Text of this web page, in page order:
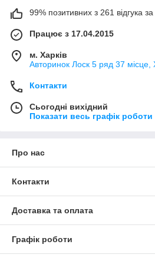
99% позитивних з 261 відгука за
Працює з 17.04.2015
м. Харків
Авторинок Лоск 5 ряд 37 місце,
Контакти
Сьогодні вихідний
Показати весь графік роботи
Про нас
Контакти
Доставка та оплата
Графік роботи